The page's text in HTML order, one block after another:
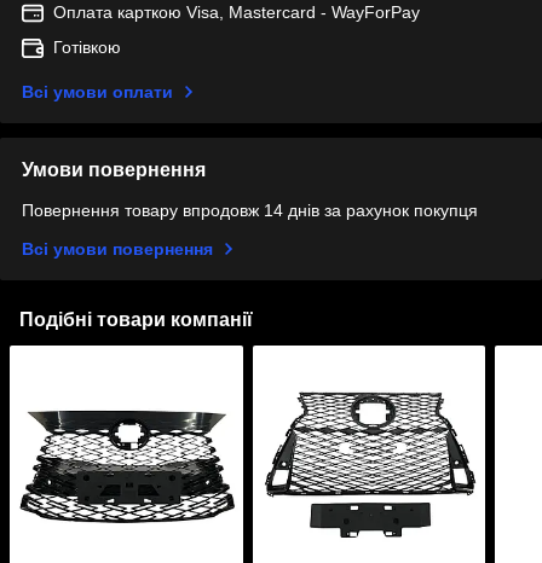
Оплата карткою Visa, Mastercard - WayForPay
Готівкою
Всі умови оплати
Умови повернення
Повернення товару впродовж 14 днів за рахунок покупця
Всі умови повернення
Подібні товари компанії